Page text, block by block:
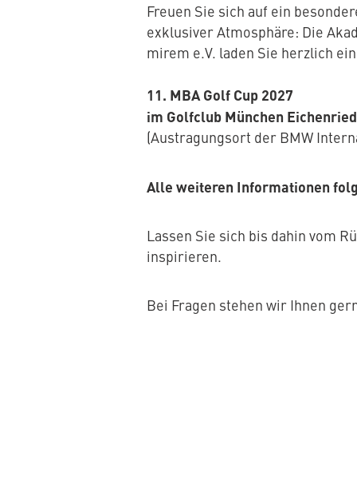
Freuen Sie sich auf ein
exklusiver Atmosphäre: Die
mirem e.V. laden Sie herzlich
11. MBA Golf Cup 2027
im Golfclub München
(Austragungsort der BMW
Alle weiteren Informationen
Lassen Sie sich bis dahin vom
inspirieren.
Bei Fragen stehen wir Ihnen